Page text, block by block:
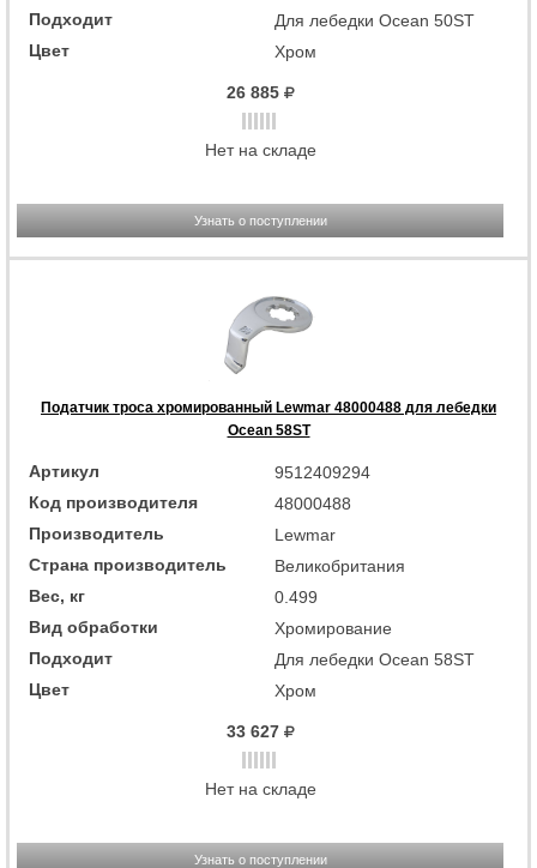
Подходит
Для лебедки Ocean 50ST
Цвет
Хром
26 885
Нет на складе
Узнать о поступлении
Податчик троса хромированный Lewmar 48000488 для лебедки
Ocean 58ST
Артикул
9512409294
Код производителя
48000488
Производитель
Lewmar
Страна производитель
Великобритания
Вес, кг
0.499
Вид обработки
Хромирование
Подходит
Для лебедки Ocean 58ST
Цвет
Хром
33 627
Нет на складе
Узнать о поступлении